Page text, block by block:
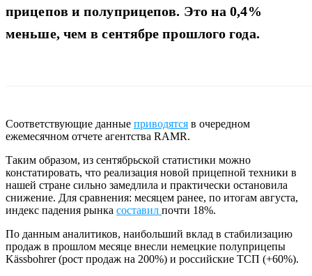
прицепов и полуприцепов. Это на 0,4%
меньше, чем в сентябре прошлого года.
Соответствующие данные приводятся в очередном
ежемесячном отчете агентства RAMR.
Таким образом, из сентябрьской статистики можно
констатировать, что реализация новой прицепной техники в
нашей стране сильно замедлила и практически остановила
снижение. Для сравнения: месяцем ранее, по итогам августа,
индекс падения рынка составил почти 18%.
По данным аналитиков, наибольший вклад в стабилизацию
продаж в прошлом месяце внесли немецкие полуприцепы
Kässbohrer (рост продаж на 200%) и российские ТСП (+60%).